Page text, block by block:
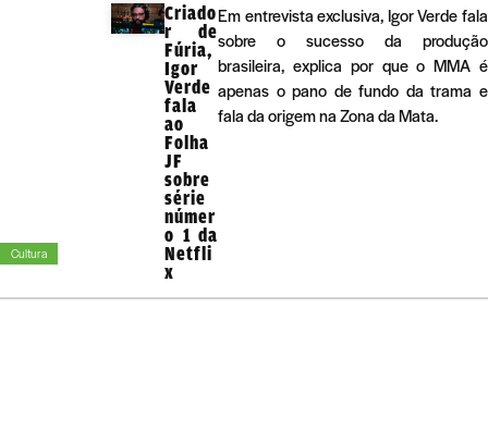
Cultura
Criado
r de
Fúria,
Igor
Verde
fala
ao
Folha
JF
sobre
série
númer
o 1 da
Netfli
x
Em entrevista exclusiva, Igor Verde fala
sobre o sucesso da produção
brasileira, explica por que o MMA é
apenas o pano de fundo da trama e
fala da origem na Zona da Mata.